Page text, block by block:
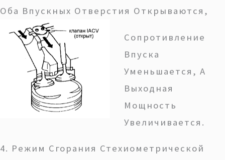
Оба Впускных Отверстия Открываются,
Сопротивление
Впуска
Уменьшается, А
Выходная
Мощность
Увеличивается.
4. Режим Сгорания Стехиометрической